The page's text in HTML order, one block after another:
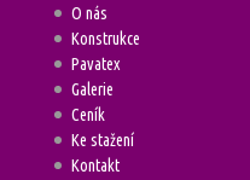
O nás
Konstrukce
Pavatex
Galerie
Ceník
Ke stažení
Kontakt